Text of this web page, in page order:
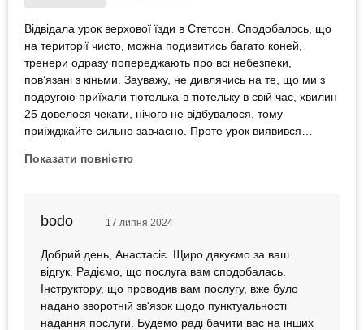
Відвідала урок верхової їзди в Стетсон. Сподобалось, що
на території чисто, можна подивитись багато коней,
тренери одразу попереджають про всі небезпеки,
пов’язані з кіньми. Зауважу, не дивлячись на те, що ми з
подругою приїхали тютелька-в тютельку в свій час, хвилин
25 довелося чекати, нічого не відбувалося, тому
приїжджайте сильно завчасно. Проте урок виявився
полежати, пострибати на коні, тож готуйтеся до
обличчі, я дізналася багато нового, за це їй велика дяка.
смаколики, з’їв 5 яблук і 4 морквини, а було б більше,
мабуть і це б спожив. Тому беріть якомога більше! Після
закінчення уроку можна залишатися на території, гуляти,
роздивлятися інших жителів клубу, і це приємно.
Рекомендую.
Показати повністю
bodo 17 липня 2024
Добрий день, Анастасіє. Щиро дякуємо за ваш
відгук. Радіємо, що послуга вам сподобалась.
Інструктору, що проводив вам послугу, вже було
надано зворотній зв'язок щодо пунктуальності
надання послуги. Будемо раді бачити вас на інших